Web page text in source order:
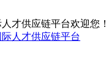
才供应链平台欢迎您！